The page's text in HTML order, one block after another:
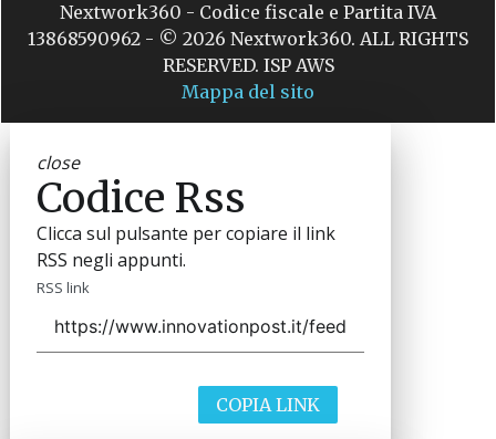
Nextwork360 - Codice fiscale e Partita IVA
13868590962 - © 2026 Nextwork360. ALL RIGHTS
RESERVED. ISP AWS
Mappa del sito
close
Codice Rss
Clicca sul pulsante per copiare il link
RSS negli appunti.
RSS link
COPIA LINK